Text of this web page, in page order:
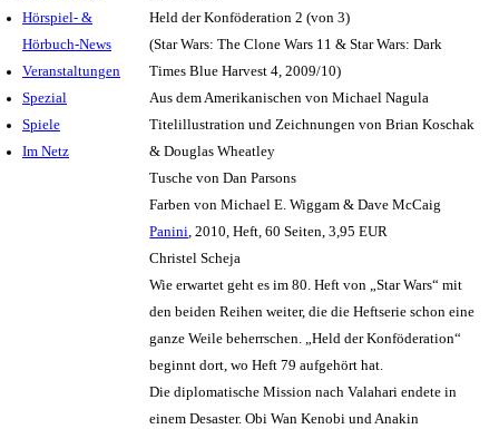
Hörspiel- &
Hörbuch-News
Veranstaltungen
Spezial
Spiele
Im Netz
Held der Konföderation 2 (von 3)
(Star Wars: The Clone Wars 11 & Star Wars: Dark
Times Blue Harvest 4, 2009/10)
Aus dem Amerikanischen von Michael Nagula
Titelillustration und Zeichnungen von Brian Koschak
& Douglas Wheatley
Tusche von Dan Parsons
Farben von Michael E. Wiggam & Dave McCaig
Panini , 2010, Heft, 60 Seiten, 3,95 EUR
Christel Scheja
Wie erwartet geht es im 80. Heft von „Star Wars“ mit
den beiden Reihen weiter, die die Heftserie schon eine
ganze Weile beherrschen. „Held der Konföderation“
beginnt dort, wo Heft 79 aufgehört hat.
Die diplomatische Mission nach Valahari endete in
einem Desaster. Obi Wan Kenobi und Anakin